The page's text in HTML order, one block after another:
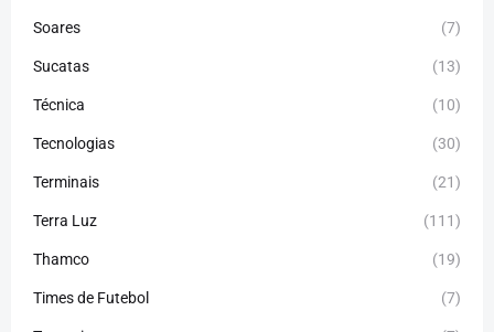
Soares (7)
Sucatas (13)
Técnica (10)
Tecnologias (30)
Terminais (21)
Terra Luz (111)
Thamco (19)
Times de Futebol (7)